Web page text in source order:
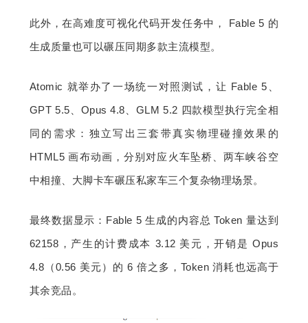
此外，在高难度可视化代码开发任务中， Fable 5 的
生成质量也可以碾压同期多款主流模型。
Atomic 就举办了一场统一对照测试，让 Fable 5、
GPT 5.5、Opus 4.8、GLM 5.2 四款模型执行完全相
同的需求：独立写出三套带真实物理碰撞效果的
HTML5 画布动画，分别对应火车坠桥、两车峡谷空
中相撞、大脚卡车碾压私家车三个复杂物理场景。
最终数据显示：Fable 5 生成的内容总 Token 量达到
62158，产生的计费成本 3.12 美元，开销是 Opus
4.8（0.56 美元）的 6 倍之多，Token 消耗也远高于
其余竞品。